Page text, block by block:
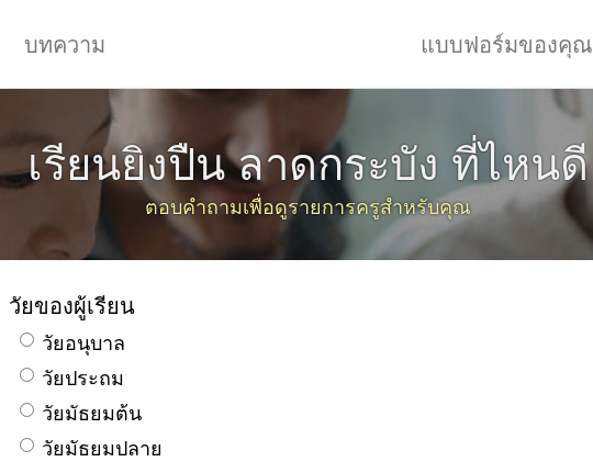
บทความ แบบฟอร์มของคุณ
เรียนยิงปืน ลาดกระบัง ที่ไหนดี
ตอบคำถามเพื่อดูรายการครูสำหรับคุณ
วัยของผู้เรียน
วัยอนุบาล
วัยประถม
วัยมัธยมต้น
วัยมัธยมปลาย